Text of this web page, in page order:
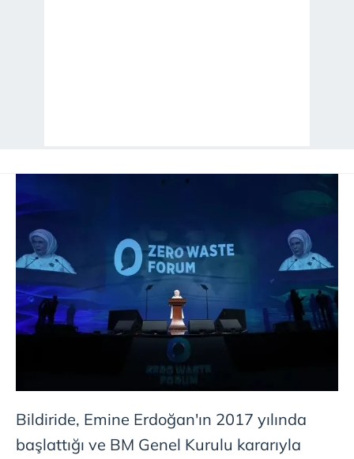
Bildiride, Emine Erdoğan'ın 2017 yılında
başlattığı ve BM Genel Kurulu kararıyla